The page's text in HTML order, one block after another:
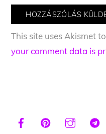
This site uses Akismet
your comment data is